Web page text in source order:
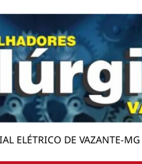
ELÉTRICO DE VAZANTE-MG